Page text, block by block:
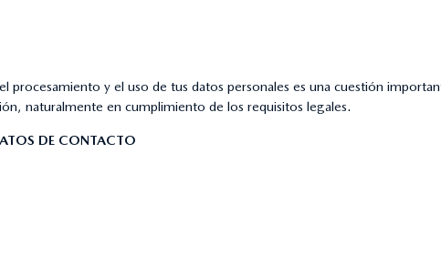
procesamiento y el uso de tus datos personales es una cuestión
naturalmente en cumplimiento de los requisitos legales.
DE CONTACTO